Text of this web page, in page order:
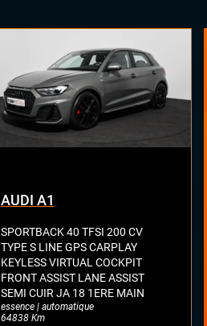
AUDI A1
SPORTBACK 40 TFSI 200 CV
TYPE S LINE GPS CARPLAY
KEYLESS VIRTUAL COCKPIT
FRONT ASSIST LANE ASSIST
SEMI CUIR JA 18 1ERE MAIN
essence | automatique
64838 Km